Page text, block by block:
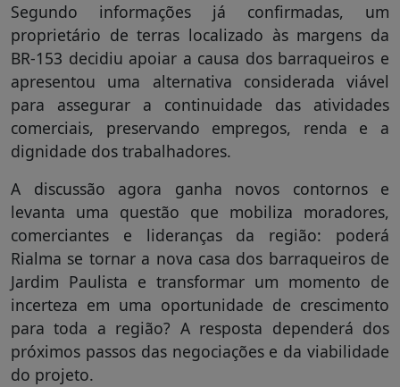
Segundo informações já confirmadas, um
proprietário de terras localizado às margens da
BR-153 decidiu apoiar a causa dos barraqueiros e
apresentou uma alternativa considerada viável
para assegurar a continuidade das atividades
comerciais, preservando empregos, renda e a
dignidade dos trabalhadores.
A discussão agora ganha novos contornos e
levanta uma questão que mobiliza moradores,
comerciantes e lideranças da região: poderá
Rialma se tornar a nova casa dos barraqueiros de
Jardim Paulista e transformar um momento de
incerteza em uma oportunidade de crescimento
para toda a região? A resposta dependerá dos
próximos passos das negociações e da viabilidade
do projeto.